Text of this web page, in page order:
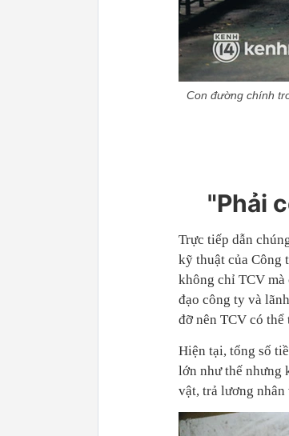
Con đường chính
"Phải
Trực tiếp dẫn
kỹ thuật của Công
không chỉ TCV
đạo công ty và
đỡ nên TCV có thể
Hiện tại, tổng số
lớn như thế nhưng
vật, trả lương